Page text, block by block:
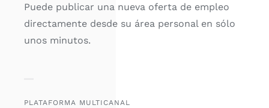
Puede publicar una nueva oferta de empleo
directamente desde su área personal en sólo
unos minutos.
PLATAFORMA MULTICANAL